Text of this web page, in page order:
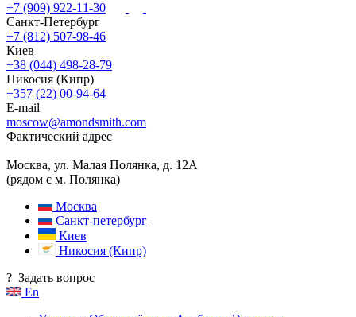
+7 (909) 922-11-30
Санкт-Петербург
+7 (812) 507-98-46
Киев
+38 (044) 498-28-79
Никосия (Кипр)
+357 (22) 00-94-64
E-mail
moscow@amondsmith.com
Фактический адрес
Москва, ул. Малая Полянка, д. 12А
(рядом с м. Полянка)
Москва
Санкт-петербург
Киев
Никосия (Кипр)
? Задать вопрос
En